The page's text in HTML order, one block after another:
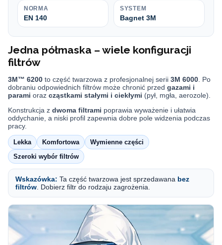
NORMA
EN 140
SYSTEM
Bagnet 3M
Jedna półmaska – wiele konfiguracji
filtrów
3M™ 6200 to część twarzowa z profesjonalnej serii 3M 6000. Po
dobraniu odpowiednich filtrów może chronić przed gazami i
parami oraz cząstkami stałymi i ciekłymi (pył, mgła, aerozole).
Konstrukcja z dwoma filtrami poprawia wyważenie i ułatwia
oddychanie, a niski profil zapewnia dobre pole widzenia podczas
pracy.
Lekka Komfortowa
Wymienne części
Szeroki wybór filtrów
Wskazówka: Ta część twarzowa jest sprzedawana bez
filtrów. Dobierz filtr do rodzaju zagrożenia.